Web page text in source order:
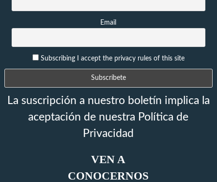
Email
Subscribing I accept the privacy rules of this site
La suscripción a nuestro boletín implica la
aceptación de nuestra Política de
Privacidad
VEN A
CONOCERNOS